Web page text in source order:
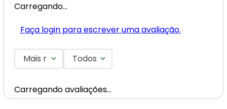
Carregando…
Faça login para escrever uma avaliação.
Mais recentesTodos
Carregando avaliações…